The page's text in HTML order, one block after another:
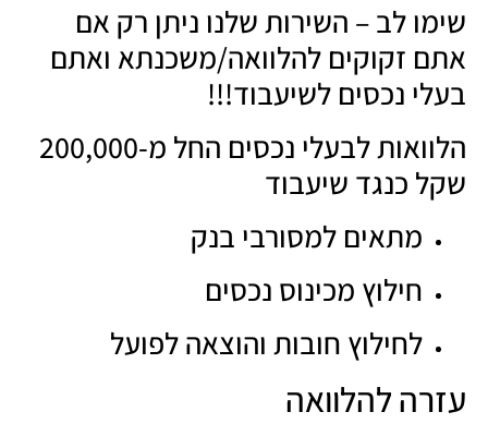
שימו לב – השירות שלנו ניתן רק אם
אתם זקוקים להלוואה/משכנתא ואתם
בעלי נכסים לשיעבוד!!!
הלוואות לבעלי נכסים החל מ-200,000
שקל כנגד שיעבוד
מתאים למסורבי בנק
חילוץ מכינוס נכסים
לחילוץ חובות והוצאה לפועל
עזרה להלוואה